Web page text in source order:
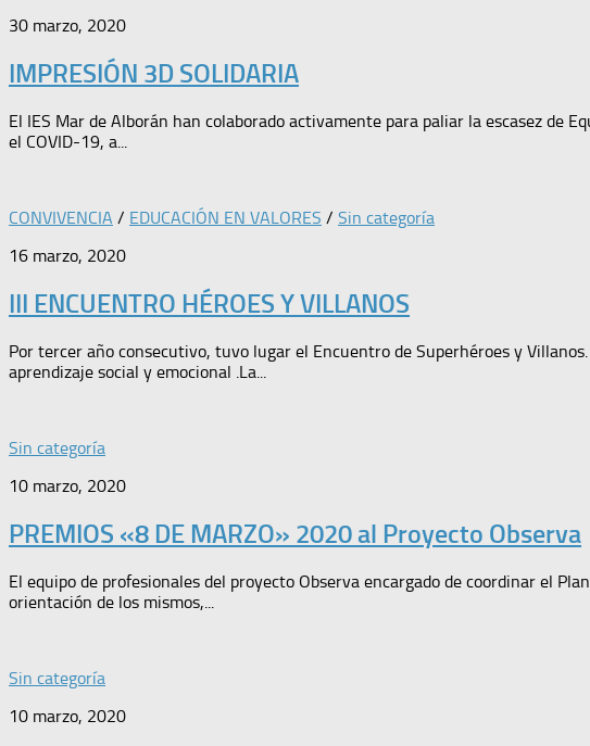
30 marzo, 2020
IMPRESIÓN 3D SOLIDARIA
El IES Mar de Alborán han colaborado activamente para paliar la escasez de
el COVID-19, a...
CONVIVENCIA / EDUCACIÓN EN VALORES / Sin categoría
16 marzo, 2020
III ENCUENTRO HÉROES Y VILLANOS
Por tercer año consecutivo, tuvo lugar el Encuentro de Superhéroes y
aprendizaje social y emocional .La...
Sin categoría
10 marzo, 2020
PREMIOS «8 DE MARZO» 2020 al Proyecto Observa
El equipo de profesionales del proyecto Observa encargado de coordinar el
orientación de los mismos,...
Sin categoría
10 marzo, 2020